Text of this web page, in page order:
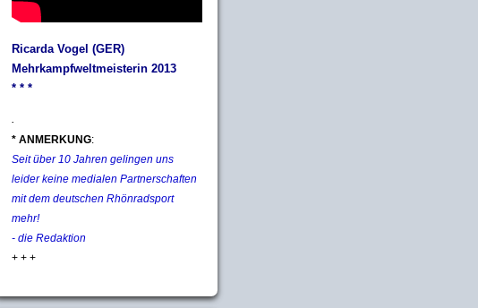
Ricarda Vogel (GER)
Mehrkampfweltmeisterin 2013
* * *
.
* ANMERKUNG:
Seit über 10 Jahren gelingen uns
leider keine medialen Partnerschaften
mit dem deutschen Rhönradsport
mehr!
- die Redaktion
+ + +